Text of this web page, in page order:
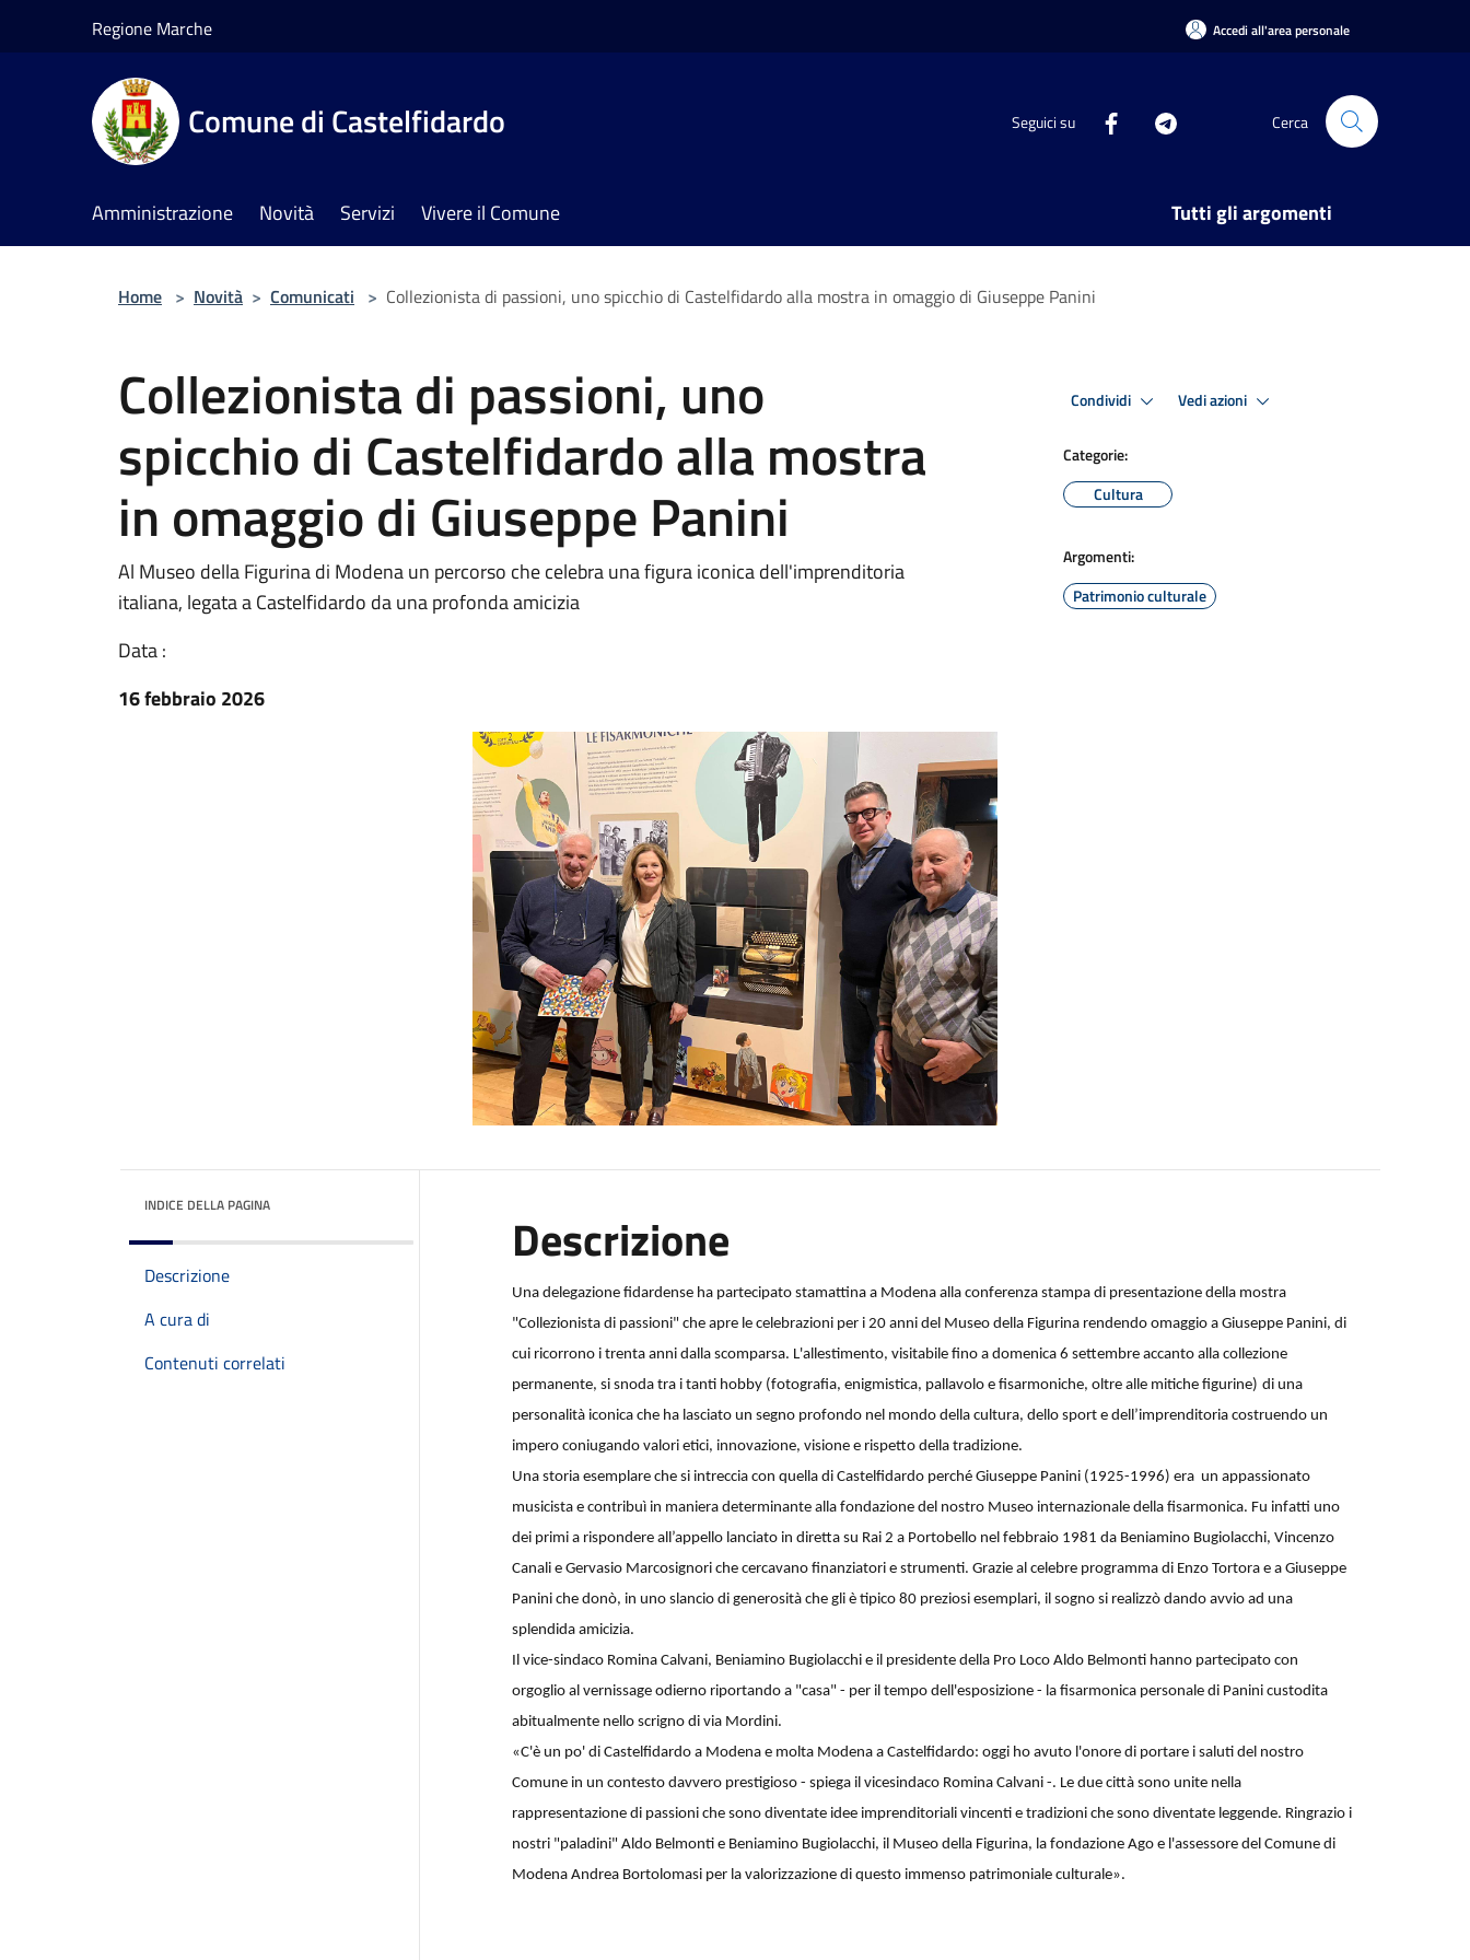
Regione Marche Accedi all'area personale
Comune di Castelfidardo Seguici su Cerca
Amministrazione Novità Servizi Vivere il Comune Tutti gli argomenti
Home > Novità > Comunicati > Collezionista di passioni, uno spicchio di Castelfidardo alla mostra in omaggio di Giuseppe Panini
Collezionista di passioni, uno
spicchio di Castelfidardo alla mostra
in omaggio di Giuseppe Panini
Al Museo della Figurina di Modena un percorso che celebra una figura iconica dell'imprenditoria
italiana, legata a Castelfidardo da una profonda amicizia
Data :
16 febbraio 2026
Condividi Vedi azioni
Categorie:
Cultura
Argomenti:
Patrimonio culturale
INDICE DELLA PAGINA
Descrizione
A cura di
Contenuti correlati
Descrizione
Una delegazione fidardense ha partecipato stamattina a Modena alla conferenza stampa di presentazione della mostra
"Collezionista di passioni" che apre le celebrazioni per i 20 anni del Museo della Figurina rendendo omaggio a Giuseppe Panini, di
cui ricorrono i trenta anni dalla scomparsa. L'allestimento, visitabile fino a domenica 6 settembre accanto alla collezione
permanente, si snoda tra i tanti hobby (fotografia, enigmistica, pallavolo e fisarmoniche, oltre alle mitiche figurine) di una
personalità iconica che ha lasciato un segno profondo nel mondo della cultura, dello sport e dell’imprenditoria costruendo un
impero coniugando valori etici, innovazione, visione e rispetto della tradizione.
Una storia esemplare che si intreccia con quella di Castelfidardo perché Giuseppe Panini (1925-1996) era un appassionato
musicista e contribuì in maniera determinante alla fondazione del nostro Museo internazionale della fisarmonica. Fu infatti uno
dei primi a rispondere all’appello lanciato in diretta su Rai 2 a Portobello nel febbraio 1981 da Beniamino Bugiolacchi, Vincenzo
Canali e Gervasio Marcosignori che cercavano finanziatori e strumenti. Grazie al celebre programma di Enzo Tortora e a Giuseppe
Panini che donò, in uno slancio di generosità che gli è tipico 80 preziosi esemplari, il sogno si realizzò dando avvio ad una
splendida amicizia.
Il vice-sindaco Romina Calvani, Beniamino Bugiolacchi e il presidente della Pro Loco Aldo Belmonti hanno partecipato con
orgoglio al vernissage odierno riportando a "casa" - per il tempo dell'esposizione - la fisarmonica personale di Panini custodita
abitualmente nello scrigno di via Mordini.
«C'è un po' di Castelfidardo a Modena e molta Modena a Castelfidardo: oggi ho avuto l'onore di portare i saluti del nostro
Comune in un contesto davvero prestigioso - spiega il vicesindaco Romina Calvani -. Le due città sono unite nella
rappresentazione di passioni che sono diventate idee imprenditoriali vincenti e tradizioni che sono diventate leggende. Ringrazio i
nostri "paladini" Aldo Belmonti e Beniamino Bugiolacchi, il Museo della Figurina, la fondazione Ago e l'assessore del Comune di
Modena Andrea Bortolomasi per la valorizzazione di questo immenso patrimoniale culturale».